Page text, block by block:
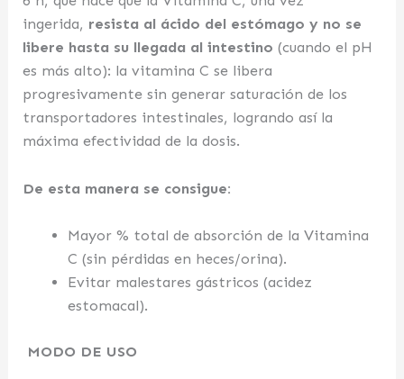
ingerida, resista al ácido del estómago y no se
libere hasta su llegada al intestino (cuando el pH
es más alto): la vitamina C se libera
progresivamente sin generar saturación de los
transportadores intestinales, logrando así la
máxima efectividad de la dosis.
De esta manera se consigue:
Mayor % total de absorción de la Vitamina
C (sin pérdidas en heces/orina).
Evitar malestares gástricos (acidez
estomacal).
MODO DE USO